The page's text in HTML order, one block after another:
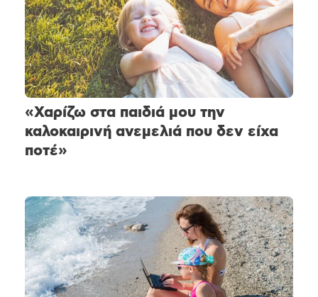
«Χαρίζω στα παιδιά μου την
καλοκαιρινή ανεμελιά που δεν είχα
ποτέ»